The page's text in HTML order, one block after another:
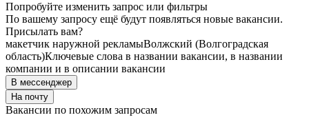
Попробуйте изменить запрос или фильтры
По вашему запросу ещё будут появляться новые вакансии.
Присылать вам?
макетчик наружной рекламыВолжский (Волгоградская
область)Ключевые слова в названии вакансии, в названии
компании и в описании вакансии
В мессенджер
На почту
Вакансии по похожим запросам